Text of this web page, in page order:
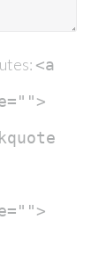
<a